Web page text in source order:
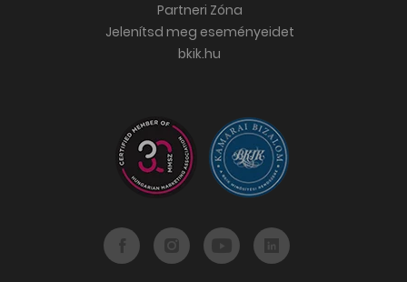
Partneri Zóna
Jelenítsd meg eseményeidet
bkik.hu